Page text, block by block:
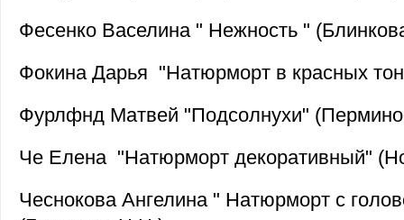
Фесенко Васелина " Нежность "
Фокина Дарья "Натюрморт в красных
Фурлфнд Матвей "Подсолнухи"
Че Елена "Натюрморт декоративный"
Чеснокова Ангелина " Натюрморт с